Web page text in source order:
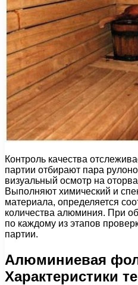
Контроль качества
партии отбирают пара
визуальный осмотр на
Выполняют химический и
материала, определяется
количества алюминия. При
по каждому из этапов
партии.
Алюминиевая
Характеристики